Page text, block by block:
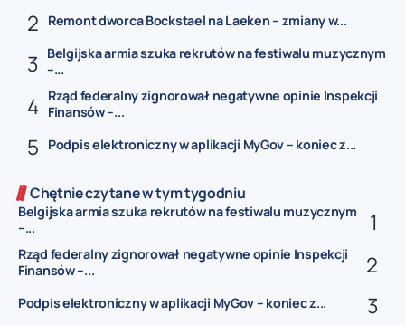
Remont dworca Bockstael na Laeken – zmiany w...
Belgijska armia szuka rekrutów na festiwalu muzycznym
–...
Rząd federalny zignorował negatywne opinie Inspekcji
Finansów –...
Podpis elektroniczny w aplikacji MyGov – koniec z...
Chętnie czytane w tym tygodniu
Belgijska armia szuka rekrutów na festiwalu muzycznym
–...
Rząd federalny zignorował negatywne opinie Inspekcji
Finansów –...
Podpis elektroniczny w aplikacji MyGov – koniec z...